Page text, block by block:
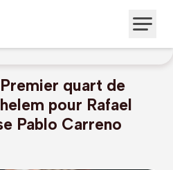
quart de
pour Rafael
Pablo Carreno